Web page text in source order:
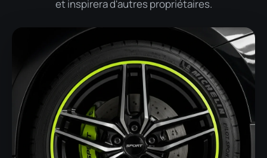
et inspirera d'autres propriétaires.